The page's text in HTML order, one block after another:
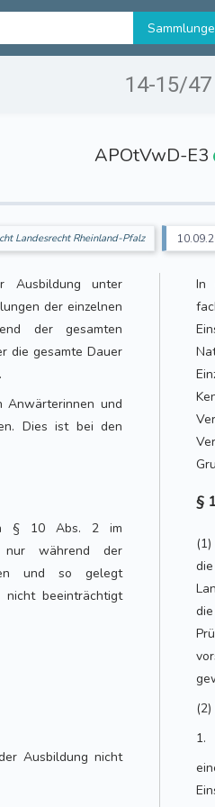
14-15/47
APOtVwD-E3
Landesrecht Rheinland-Pfalz
Ausbildung unter
der einzelnen
der gesamten
die gesamte Dauer
Anwärterinnen und
Dies ist bei den
§ 10 Abs. 2 im
nur während der
und so gelegt
nicht beeinträchtigt
Ausbildung nicht
In
§
1.